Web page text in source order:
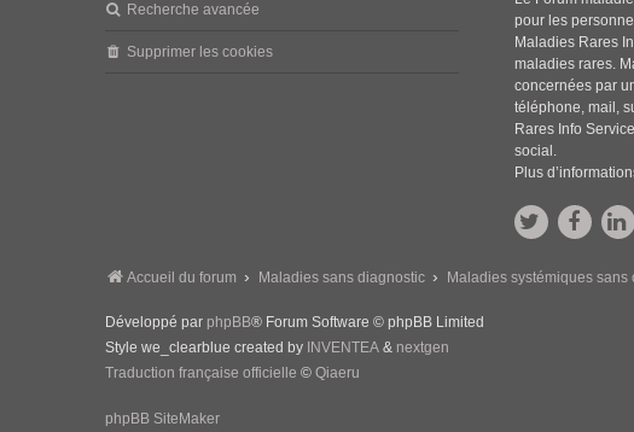
Recherche avancée
Supprimer les cookies
pour les
Maladies Rares
maladies rares.
concernées par
téléphone, mail,
Rares Info
social.
Plus
Accueil du forum Maladies sans diagnostic Maladies systémiques
Développé par phpBB® Forum Software © phpBB Limited
Style we_clearblue created by INVENTEA & nextgen
Traduction française officielle © Qiaeru
phpBB SiteMaker